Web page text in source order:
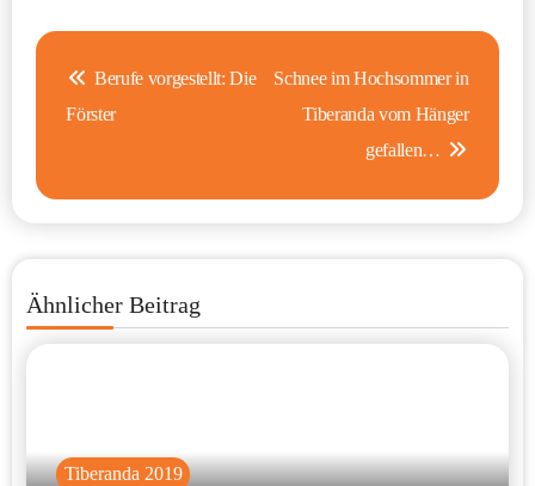
Beitragsnavigation
Berufe vorgestellt: Die
Förster
Schnee im Hochsommer in
Tiberanda vom Hänger
gefallen…
Ähnlicher Beitrag
Tiberanda 2019